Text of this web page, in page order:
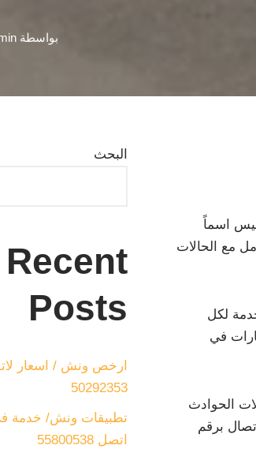
بواسطة
اسماً
مع الحالات
لكل
في
الحوادث
برقم
البحث
Recent
Posts
ارخص ونش / اسعار
50292353
تطبيقات ونش/ خدمة
اتصل 55800538